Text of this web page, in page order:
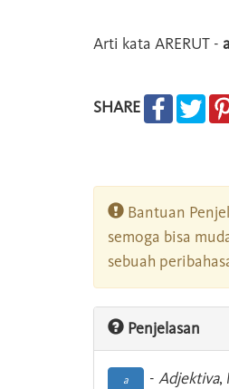
Arti kata ARERUT -
SHARE
Bantuan
semoga bisa
sebuah
Penjelasan
a - Adjektiva,